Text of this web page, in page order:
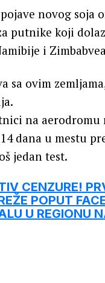
novog
putnike koji
i
sa ovim
na aerodromu
dana u mestu
jedan test.
CENZURE!
POPUT
U REGIONU